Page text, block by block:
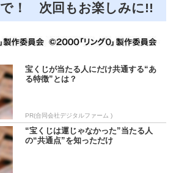
！ 次回もお楽しみに!!
宝くじが当たる人にだけ共通する“あ
る特徴”とは？
PR(合同会社デジタルファーム )
“宝くじは運じゃなかった”当たる人
の“共通点”を知っただけ